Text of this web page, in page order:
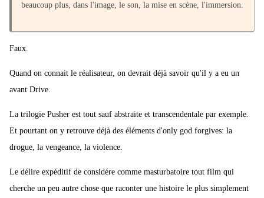
beaucoup plus, dans l'image, le son, la mise en scène, l'immersion.
Faux.
Quand on connait le réalisateur, on devrait déjà savoir qu'il y a eu un
avant Drive.
La trilogie Pusher est tout sauf abstraite et transcendentale par exemple.
Et pourtant on y retrouve déjà des éléments d'only god forgives: la
drogue, la vengeance, la violence.
Le délire expéditif de considére comme masturbatoire tout film qui
cherche un peu autre chose que raconter une histoire le plus simplement